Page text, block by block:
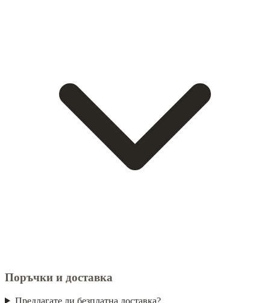
Поръчки и доставка
Предлагате ли безплатна доставка?